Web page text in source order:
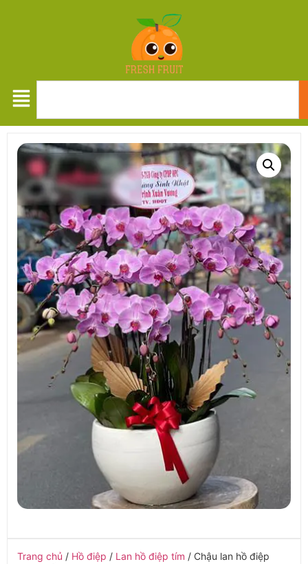
Trang chủ / Hồ điệp / Lan hồ điệp tím / Chậu lan hồ điệp